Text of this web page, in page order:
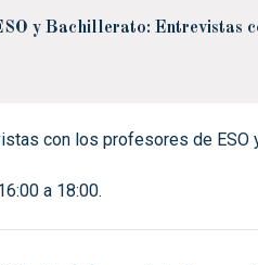
y Bachillerato: Entrevistas
con los profesores de ESO
a 18:00.